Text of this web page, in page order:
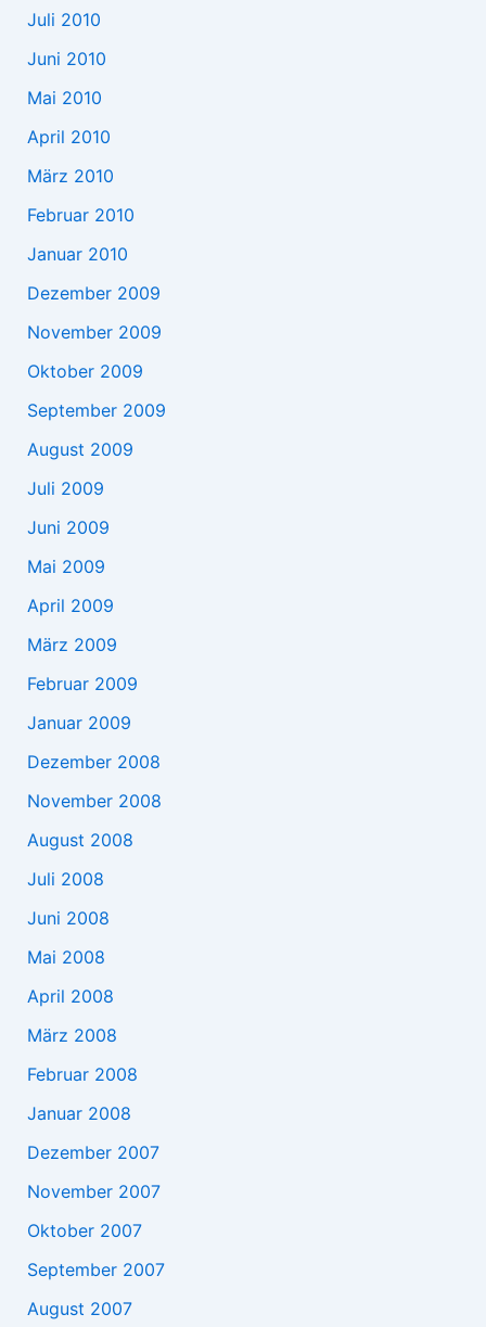
Juli 2010
Juni 2010
Mai 2010
April 2010
März 2010
Februar 2010
Januar 2010
Dezember 2009
November 2009
Oktober 2009
September 2009
August 2009
Juli 2009
Juni 2009
Mai 2009
April 2009
März 2009
Februar 2009
Januar 2009
Dezember 2008
November 2008
August 2008
Juli 2008
Juni 2008
Mai 2008
April 2008
März 2008
Februar 2008
Januar 2008
Dezember 2007
November 2007
Oktober 2007
September 2007
August 2007